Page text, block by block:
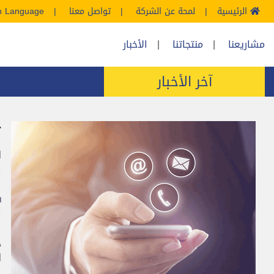
الرئيسية لمحة عن الشركة تواصل معنا Language
مشاريعنا منتجاتنا الأخبار
آخر الأخبار